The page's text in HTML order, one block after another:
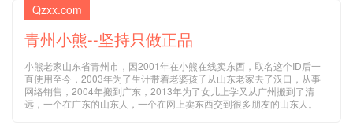
Qzxx.com
青州小熊--坚持只做正品
小熊老家山东省青州市，因2001年在小熊在线卖东西，取名这个ID后一
直使用至今，2003年为了生计带着老婆孩子从山东老家去了汉口，从事
网络销售，2004年搬到广东，2013年为了女儿上学又从广州搬到了清
远，一个在广东的山东人，一个在网上卖东西交到很多朋友的山东人。